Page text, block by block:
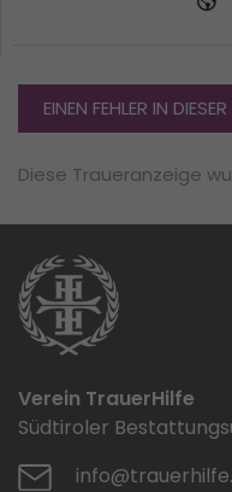
EINEN FEHLER IN
Diese Traueranzeige
Verein TrauerHilfe
Südtiroler